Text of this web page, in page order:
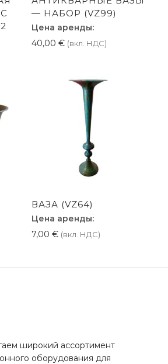
— НАБОР (VZ99)
Цена аренды:
40,00 € (вкл. НДС)
ВАЗА (VZ64)
Цена аренды:
7,00 € (вкл. НДС)
широкий ассортимент
оборудования для